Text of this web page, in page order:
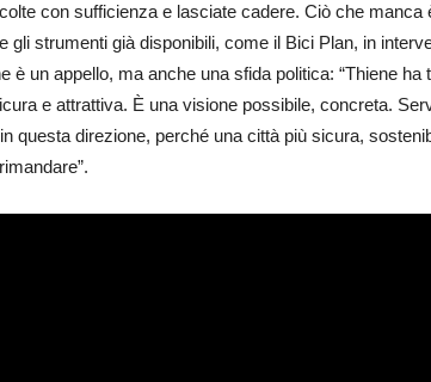
con sufficienza e lasciate cadere. Ciò che manca
gli strumenti già disponibili, come il Bici Plan, in
è un appello, ma anche una sfida politica: “Thiene
e attrattiva. È una visione possibile, concreta.
questa direzione, perché una città più sicura,